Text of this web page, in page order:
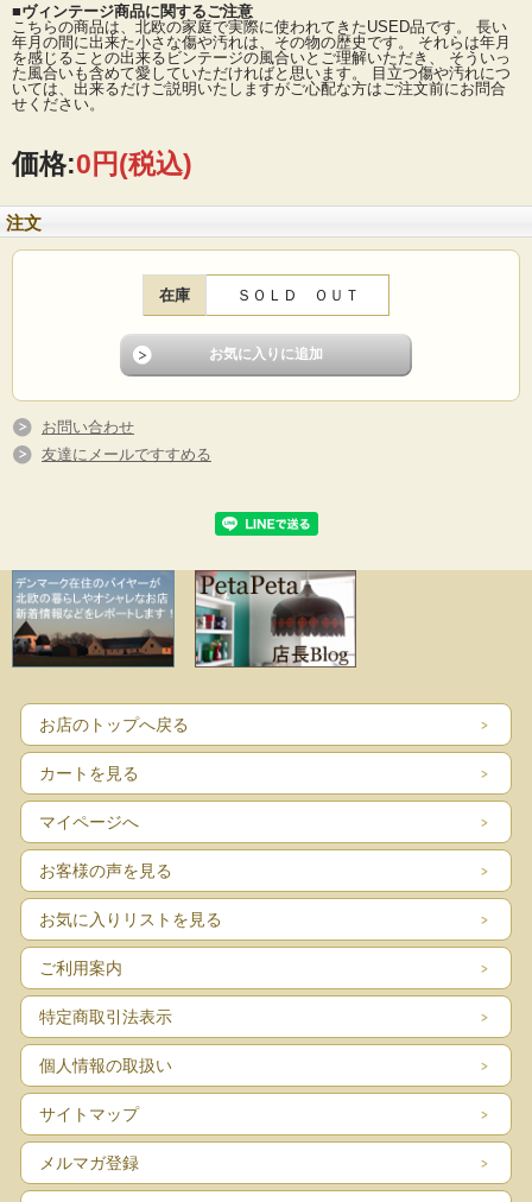
スウェーデン、GUSTAVSBERG（グスタフスベリ）のRankaシリーズのスーププ
レートです。 STIG LINDBERG（スティグリンドベリ）ハンドペイントで描かれ
たハートのようなフラワーモチーフは一つ一つ手作り感があり、ヴィンテージら
■製造国：スウェーデン
■年代：1942－1965年代
■デザイン：STIG LINDBERG（スティグリンドベリ）
■コンディション：カトラリーキズ多く、使用感強いです。お料理を盛り付けてし
まえば気にならずお使いいただけると思います。縁周りのペイント部分はきれい
■ヴィンテージ商品に関するご注意
こちらの商品は、北欧の家庭で実際に使われてきたUSED品です。 長い
年月の間に出来た小さな傷や汚れは、その物の歴史です。 それらは年月
を感じることの出来るビンテージの風合いとご理解いただき、 そういっ
た風合いも含めて愛していただければと思います。 目立つ傷や汚れにつ
いては、出来るだけご説明いたしますがご心配な方はご注文前にお問合
せください。
価格:0円(税込)
注文
在庫 ＳＯＬＤ ＯＵＴ
お問い合わせ
友達にメールですすめる
お店のトップへ戻る
カートを見る
マイページへ
お客様の声を見る
お気に入りリストを見る
ご利用案内
特定商取引法表示
個人情報の取扱い
サイトマップ
メルマガ登録